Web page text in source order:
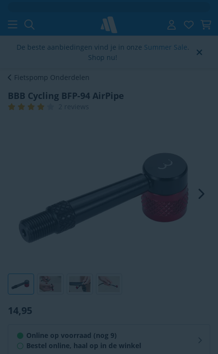
De beste aanbiedingen vind je in onze Summer Sale.
Shop nu!
Fietspomp Onderdelen
BBB Cycling BFP-94 AirPipe
2 reviews
14,95
Online op voorraad (nog 9)
Bestel online, haal op in de winkel